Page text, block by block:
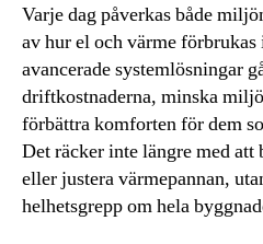
Varje dag påverkas både
av hur el och värme
avancerade systemlösningar
driftkostnaderna, minska
förbättra komforten för dem
Det räcker inte längre med
eller justera värmepannan,
helhetsgrepp om hela